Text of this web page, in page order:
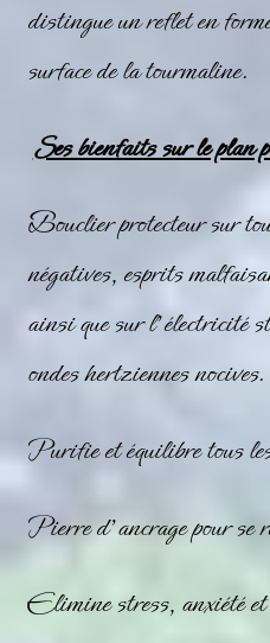
distingue un reflet en
surface de la tourmaline.
Ses bienfaits sur le plan
Bouclier protecteur sur
négatives, esprits
ainsi que sur l’électricité
ondes hertziennes nocives.
Purifie et équilibre tous
Pierre d’ancrage pour se
Elimine stress, anxiété